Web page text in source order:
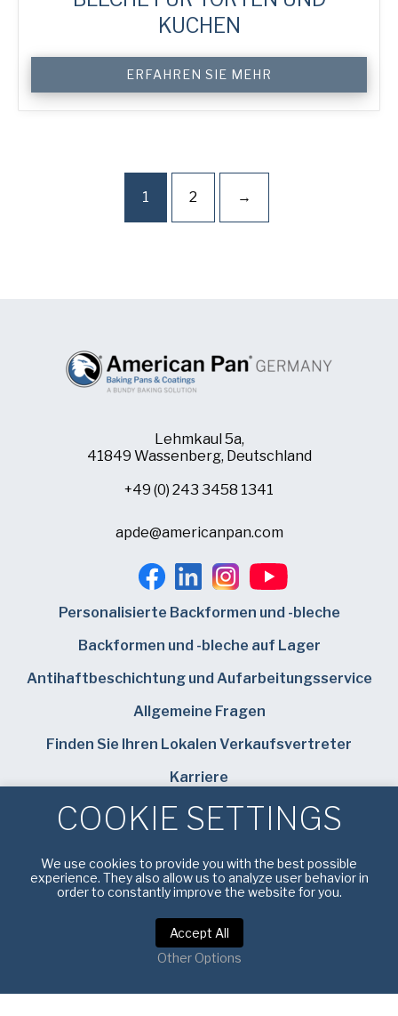
KUCHEN
&
Sheet
ERFAHREN SIE MEHR
1 2 →
Lehmkaul 5a,
41849 Wassenberg, Deutschland
+49 (0) 243 3458 1341
apde@americanpan.com
Personalisierte Backformen und -bleche
Backformen und -bleche auf Lager
Antihaftbeschichtung und Aufarbeitungsservice
Allgemeine Fragen
Finden Sie Ihren Lokalen Verkaufsvertreter
Karriere
Bundy Baking Solutions
Datenschutzbestimmungen|Nutzungsbedingungen
vorbehalten.
COOKIE SETTINGS
We use cookies to provide you with the best possible
experience. They also allow us to analyze user behavior in
order to constantly improve the website for you.
Accept All
Other Options